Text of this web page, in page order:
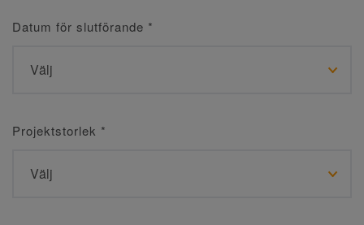
Datum för slutförande *
Projektstorlek *